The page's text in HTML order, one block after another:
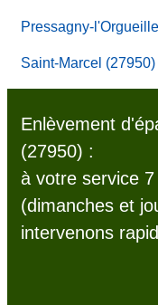
Pressagny-
Saint-Marcel (27950)
Enlèvement
(27950) :
à votre service
(dimanches et
intervenons